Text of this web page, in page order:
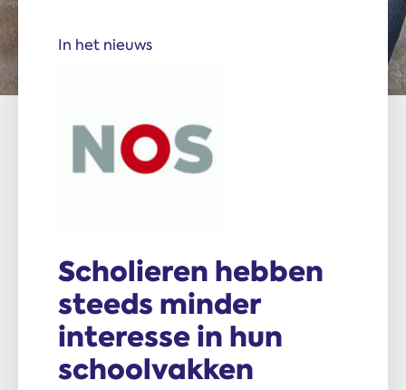
In het nieuws
Scholieren hebben
steeds minder
interesse in hun
schoolvakken